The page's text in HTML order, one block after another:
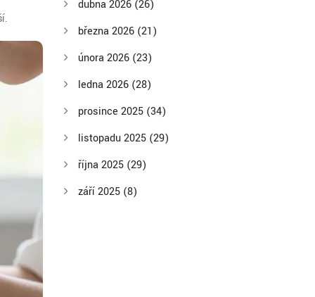
dubna 2026 (26)
března 2026 (21)
února 2026 (23)
ledna 2026 (28)
prosince 2025 (34)
listopadu 2025 (29)
října 2025 (29)
září 2025 (8)